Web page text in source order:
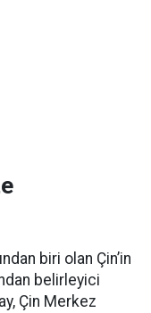
biri olan Çin’in
belirleyici
Çin Merkez